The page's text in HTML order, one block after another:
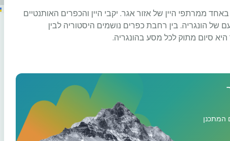
ממרתפי היין של אזור אגר. יקבי היין והכפרים האותנטיים
הונגריה. בין רחבת כפרים נושמים היסטוריה לבין
היא סיום מתוק לכל מסע בהונגריה.
המתכנן